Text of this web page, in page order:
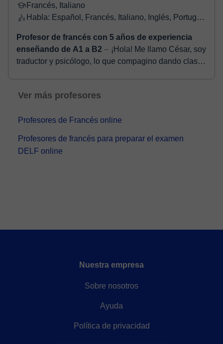
Francés, Italiano
Habla: Español, Francés, Italiano, Inglés, Portugués
Profesor de francés con 5 años de experiencia
enseñando de A1 a B2 ⏤ ¡Hola! Me llamo César, soy
traductor y psicólogo, lo que compagino dando clases
Ver más profesores
Profesores de Francés online
Profesores de francés para preparar el examen
DELF online
Nuestra empresa
Sobre nosotros
Ayuda
Política de privacidad